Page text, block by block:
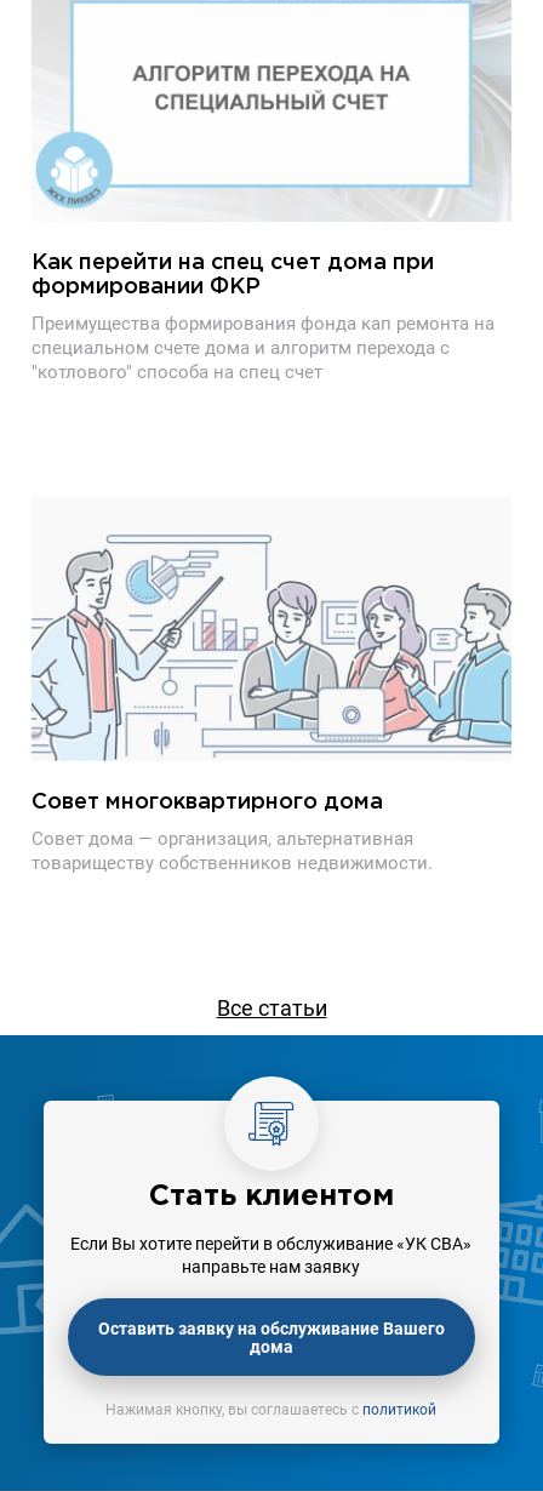
Как перейти на спец счет дома при
формировании ФКР
Преимущества формирования фонда кап ремонта на
специальном счете дома и алгоритм перехода с
"котлового" способа на спец счет
Совет многоквартирного дома
Совет дома — организация, альтернативная
товариществу собственников недвижимости.
Все статьи
Стать клиентом
Если Вы хотите перейти в обслуживание «УК СВА»
направьте нам заявку
Оставить заявку на обслуживание Вашего
дома
Нажимая кнопку, вы соглашаетесь с политикой